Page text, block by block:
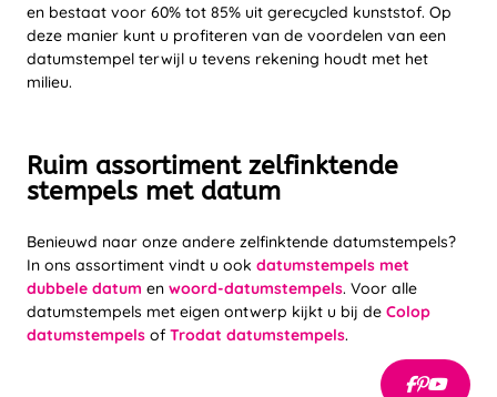
en bestaat voor 60% tot 85% uit gerecycled kunststof. Op
deze manier kunt u profiteren van de voordelen van een
datumstempel terwijl u tevens rekening houdt met het
milieu.
Ruim assortiment zelfinktende
stempels met datum
Benieuwd naar onze andere zelfinktende datumstempels?
In ons assortiment vindt u ook datumstempels met
dubbele datum en woord-datumstempels. Voor alle
datumstempels met eigen ontwerp kijkt u bij de Colop
datumstempels of Trodat datumstempels.